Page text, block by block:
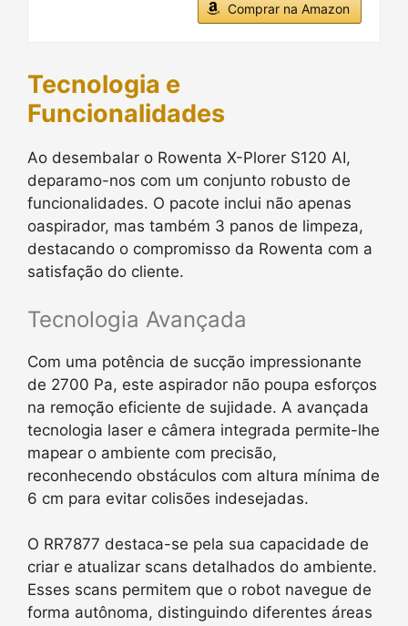
Comprar na Amazon
Tecnologia e
Funcionalidades
Ao desembalar o Rowenta X-Plorer S120 AI,
deparamo-nos com um conjunto robusto de
funcionalidades. O pacote inclui não apenas
oaspirador, mas também 3 panos de limpeza,
destacando o compromisso da Rowenta com a
satisfação do cliente.
Tecnologia Avançada
Com uma potência de sucção impressionante
de 2700 Pa, este aspirador não poupa esforços
na remoção eficiente de sujidade. A avançada
tecnologia laser e câmera integrada permite-lhe
mapear o ambiente com precisão,
reconhecendo obstáculos com altura mínima de
6 cm para evitar colisões indesejadas.
O RR7877 destaca-se pela sua capacidade de
criar e atualizar scans detalhados do ambiente.
Esses scans permitem que o robot navegue de
forma autônoma, distinguindo diferentes áreas